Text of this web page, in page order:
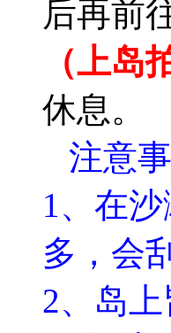
后再前
（上岛
休息。
注意事
1、在
多，会
2、岛